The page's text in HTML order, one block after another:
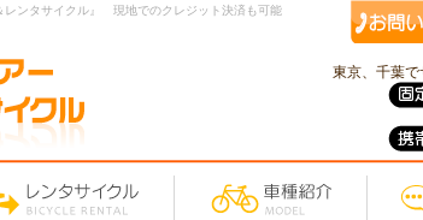
レンタサイクル』 現地でのクレジット決済も可能
東京、千葉